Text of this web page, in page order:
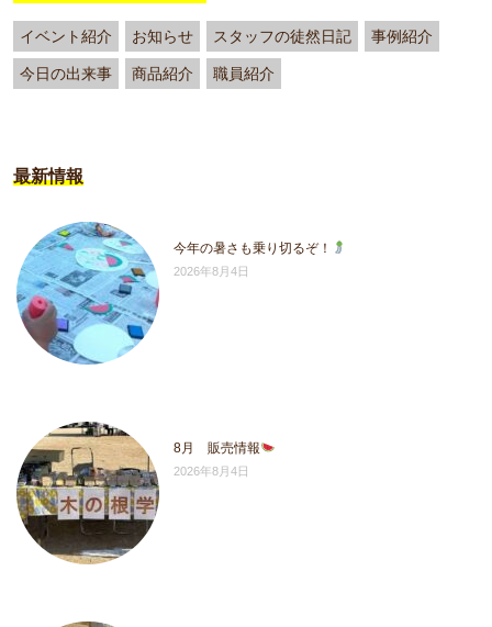
イベント紹介 お知らせ スタッフの徒然日記 事例紹介
今日の出来事 商品紹介 職員紹介
最新情報
今年の暑さも乗り切るぞ！
2026年8月4日
8月 販売情報
2026年8月4日